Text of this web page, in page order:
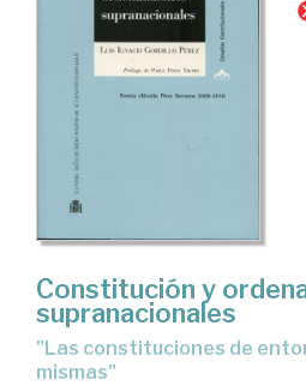
Constitución y
supranacionales
"las constituciones de entonces ya no son las
mismas"